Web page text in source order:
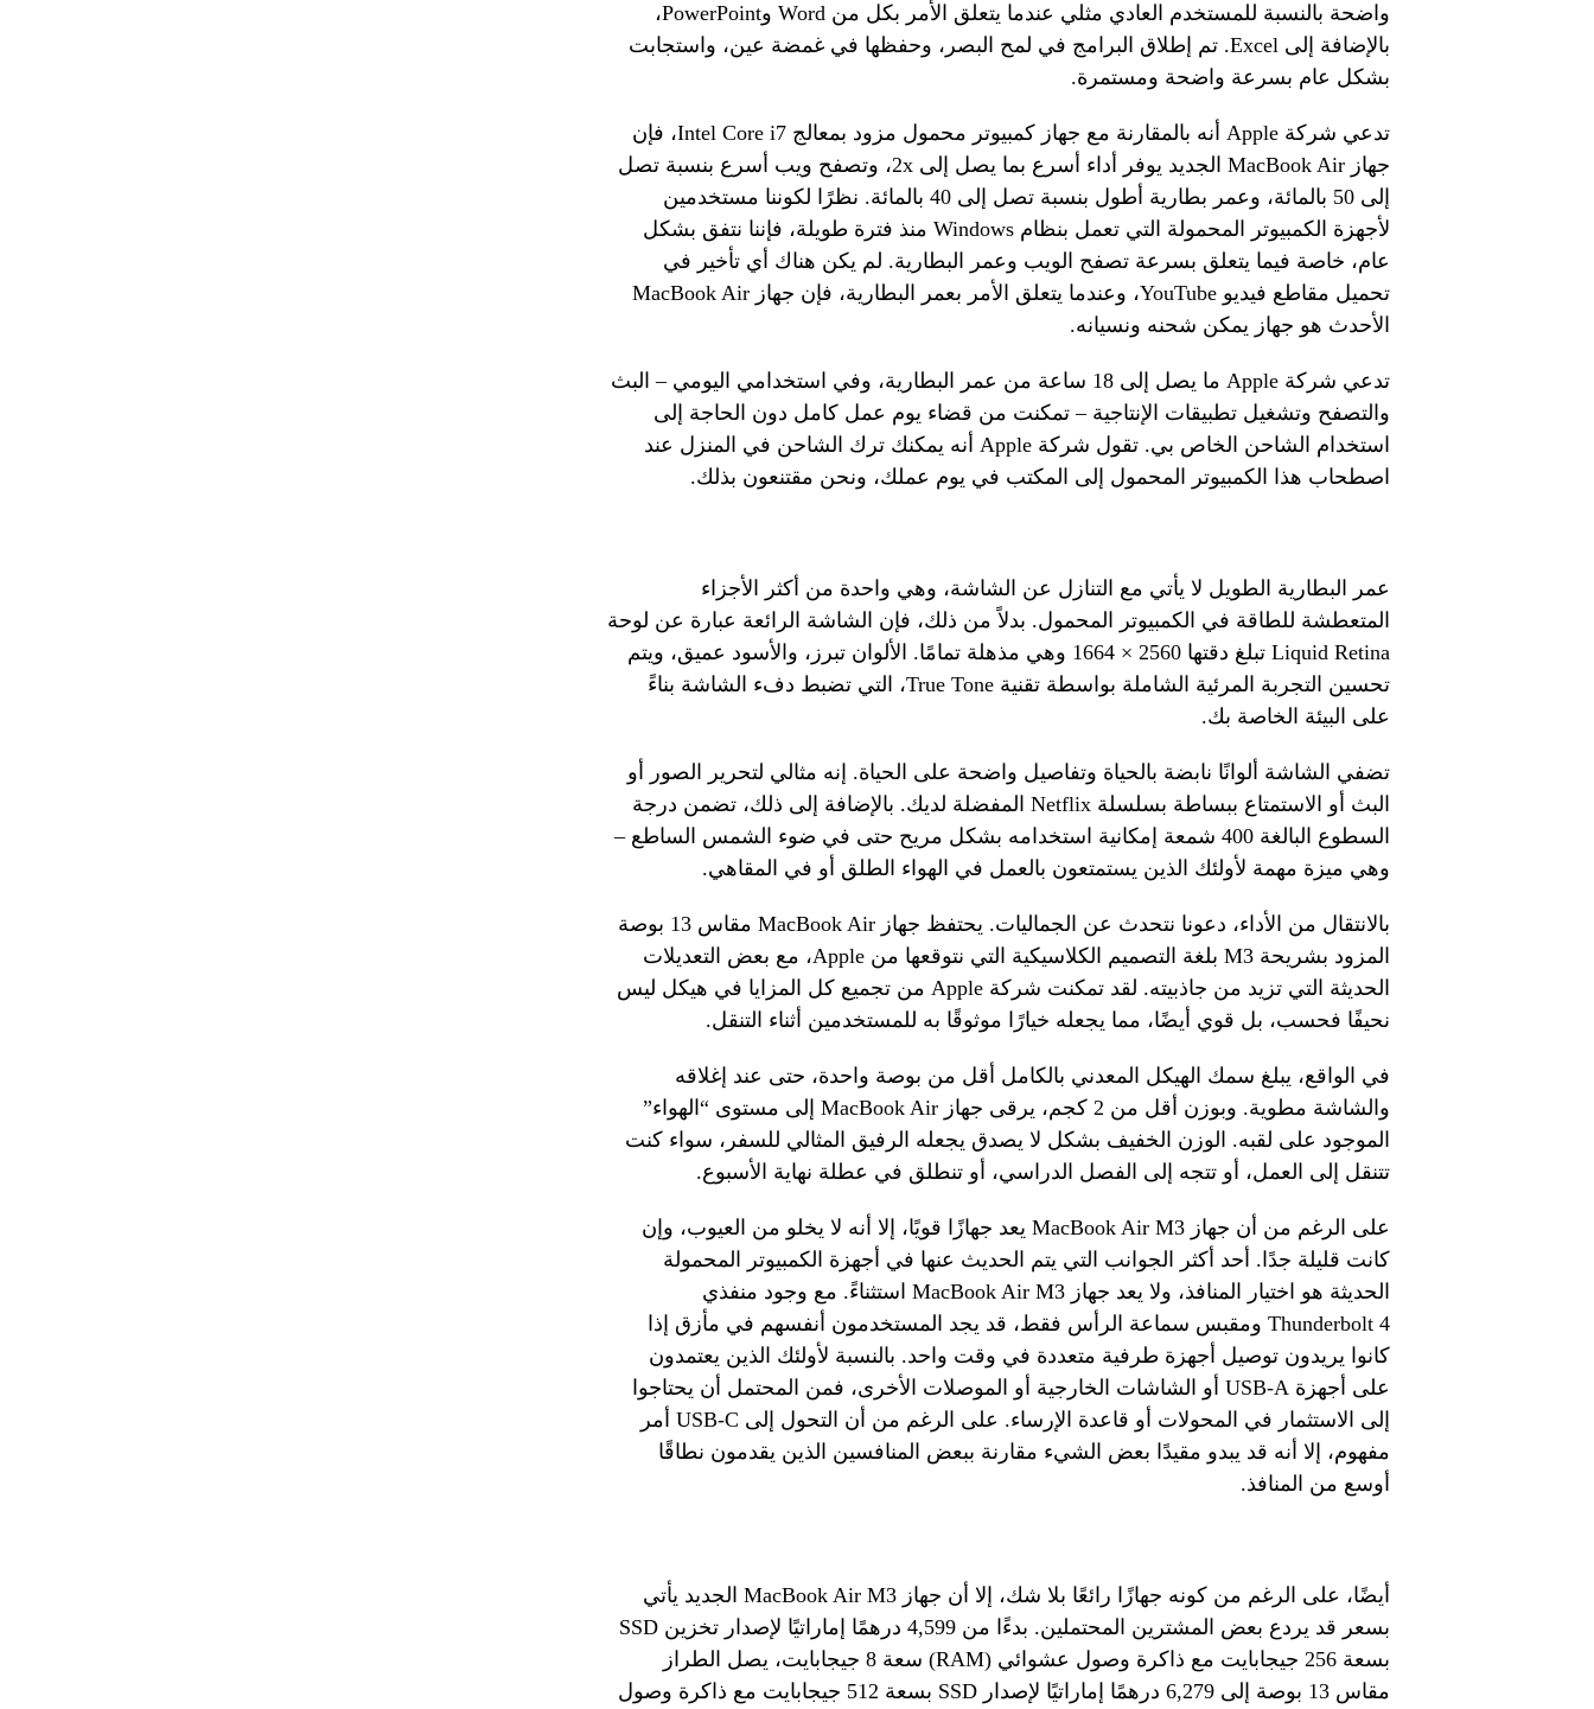
واضحة بالنسبة للمستخدم العادي مثلي عندما يتعلق الأمر بكل من Word وPowerPoint،
بالإضافة إلى Excel. تم إطلاق البرامج في لمح البصر، وحفظها في غمضة عين، واستجابت
بشكل عام بسرعة واضحة ومستمرة.
تدعي شركة Apple أنه بالمقارنة مع جهاز كمبيوتر محمول مزود بمعالج Intel Core i7، فإن
جهاز MacBook Air الجديد يوفر أداء أسرع بما يصل إلى 2x، وتصفح ويب أسرع بنسبة تصل
إلى 50 بالمائة، وعمر بطارية أطول بنسبة تصل إلى 40 بالمائة. نظرًا لكوننا مستخدمين
لأجهزة الكمبيوتر المحمولة التي تعمل بنظام Windows منذ فترة طويلة، فإننا نتفق بشكل
عام، خاصة فيما يتعلق بسرعة تصفح الويب وعمر البطارية. لم يكن هناك أي تأخير في
تحميل مقاطع فيديو YouTube، وعندما يتعلق الأمر بعمر البطارية، فإن جهاز MacBook Air
الأحدث هو جهاز يمكن شحنه ونسيانه.
تدعي شركة Apple ما يصل إلى 18 ساعة من عمر البطارية، وفي استخدامي اليومي – البث
والتصفح وتشغيل تطبيقات الإنتاجية – تمكنت من قضاء يوم عمل كامل دون الحاجة إلى
استخدام الشاحن الخاص بي. تقول شركة Apple أنه يمكنك ترك الشاحن في المنزل عند
اصطحاب هذا الكمبيوتر المحمول إلى المكتب في يوم عملك، ونحن مقتنعون بذلك.
عمر البطارية الطويل لا يأتي مع التنازل عن الشاشة، وهي واحدة من أكثر الأجزاء
المتعطشة للطاقة في الكمبيوتر المحمول. بدلاً من ذلك، فإن الشاشة الرائعة عبارة عن لوحة
Liquid Retina تبلغ دقتها 2560 × 1664 وهي مذهلة تمامًا. الألوان تبرز، والأسود عميق، ويتم
تحسين التجربة المرئية الشاملة بواسطة تقنية True Tone، التي تضبط دفء الشاشة بناءً
على البيئة الخاصة بك.
تضفي الشاشة ألوانًا نابضة بالحياة وتفاصيل واضحة على الحياة. إنه مثالي لتحرير الصور أو
البث أو الاستمتاع ببساطة بسلسلة Netflix المفضلة لديك. بالإضافة إلى ذلك، تضمن درجة
السطوع البالغة 400 شمعة إمكانية استخدامه بشكل مريح حتى في ضوء الشمس الساطع –
وهي ميزة مهمة لأولئك الذين يستمتعون بالعمل في الهواء الطلق أو في المقاهي.
بالانتقال من الأداء، دعونا نتحدث عن الجماليات. يحتفظ جهاز MacBook Air مقاس 13 بوصة
المزود بشريحة M3 بلغة التصميم الكلاسيكية التي نتوقعها من Apple، مع بعض التعديلات
الحديثة التي تزيد من جاذبيته. لقد تمكنت شركة Apple من تجميع كل المزايا في هيكل ليس
نحيفًا فحسب، بل قوي أيضًا، مما يجعله خيارًا موثوقًا به للمستخدمين أثناء التنقل.
في الواقع، يبلغ سمك الهيكل المعدني بالكامل أقل من بوصة واحدة، حتى عند إغلاقه
والشاشة مطوية. وبوزن أقل من 2 كجم، يرقى جهاز MacBook Air إلى مستوى “الهواء”
الموجود على لقبه. الوزن الخفيف بشكل لا يصدق يجعله الرفيق المثالي للسفر، سواء كنت
تتنقل إلى العمل، أو تتجه إلى الفصل الدراسي، أو تنطلق في عطلة نهاية الأسبوع.
على الرغم من أن جهاز MacBook Air M3 يعد جهازًا قويًا، إلا أنه لا يخلو من العيوب، وإن
كانت قليلة جدًا. أحد أكثر الجوانب التي يتم الحديث عنها في أجهزة الكمبيوتر المحمولة
الحديثة هو اختيار المنافذ، ولا يعد جهاز MacBook Air M3 استثناءً. مع وجود منفذي
Thunderbolt 4 ومقبس سماعة الرأس فقط، قد يجد المستخدمون أنفسهم في مأزق إذا
كانوا يريدون توصيل أجهزة طرفية متعددة في وقت واحد. بالنسبة لأولئك الذين يعتمدون
على أجهزة USB-A أو الشاشات الخارجية أو الموصلات الأخرى، فمن المحتمل أن يحتاجوا
إلى الاستثمار في المحولات أو قاعدة الإرساء. على الرغم من أن التحول إلى USB-C أمر
مفهوم، إلا أنه قد يبدو مقيدًا بعض الشيء مقارنة ببعض المنافسين الذين يقدمون نطاقًا
أوسع من المنافذ.
أيضًا، على الرغم من كونه جهازًا رائعًا بلا شك، إلا أن جهاز MacBook Air M3 الجديد يأتي
بسعر قد يردع بعض المشترين المحتملين. بدءًا من 4,599 درهمًا إماراتيًا لإصدار تخزين SSD
بسعة 256 جيجابايت مع ذاكرة وصول عشوائي (RAM) سعة 8 جيجابايت، يصل الطراز
مقاس 13 بوصة إلى 6,279 درهمًا إماراتيًا لإصدار SSD بسعة 512 جيجابايت مع ذاكرة وصول